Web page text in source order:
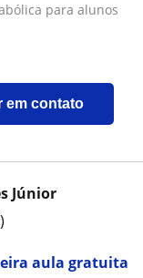
para alunos
em contato
aula gratuita
Júnior